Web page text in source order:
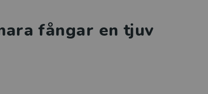
fångar en tjuv